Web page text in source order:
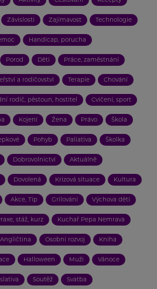
Závislosti Zajímavost Technologie
Handicap, porucha
Porod Děti Práce, zaměstnání
a rodičovství Terapie Chování
rodič, pěstoun, hostitel Cvičení, sport
Kojení Žena Právo Škola
Pohyb Paliativa Školka
Dobrovolnictví Aktuálně
Dovolená Krizová situace Kultura
Akce, Tip Grilování Výchova dětí
stáž, kurz Kuchař Pepa Nemrava
Angličtina Osobní rozvoj Kniha
Halloween Muži Vánoce
Soutěž Svatba